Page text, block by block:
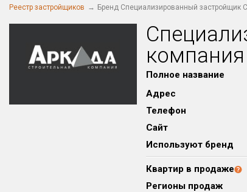
Реестр застройщиков Бренд Специализированный застройщик
Полное название
Адрес
Телефон
Сайт
Используют бренд
Квартир в продаже
Регионы продаж